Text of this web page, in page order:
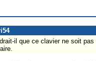
il que ce clavier ne soit